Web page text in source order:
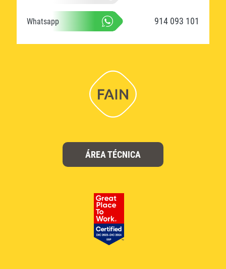
Whatsapp 914 093 101
ÁREA TÉCNICA